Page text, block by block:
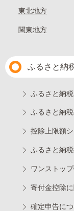
東北地方
関東地方
ふるさと納
ふるさと納
ふるさと納
控除上限額
ふるさと納
ワンストッ
寄付金控除
確定申告に